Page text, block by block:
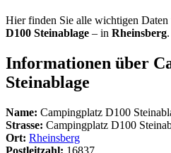
Hier finden Sie alle wichtigen Daten
D100 Steinablage – in Rheinsberg.
Informationen über
Steinablage
Name: Campingplatz D100
Strasse: Campingplatz D100
Ort: Rheinsberg
Postleitzahl: 16837